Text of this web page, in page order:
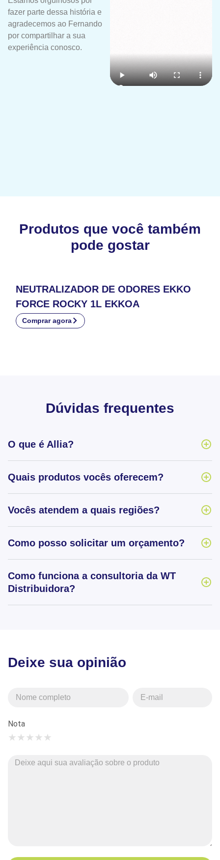
fazer parte dessa história e
agradecemos ao Fernando
por compartilhar a sua
experiência conosco.
Produtos que você também
pode gostar
NEUTRALIZADOR DE ODORES EKKO
FORCE ROCKY 1L EKKOA
Comprar agora
Dúvidas frequentes
O que é Allia?
Quais produtos vocês oferecem?
Vocês atendem a quais regiões?
Como posso solicitar um orçamento?
Como funciona a consultoria da WT
Distribuidora?
Deixe sua opinião
Nota
★
★
★
★
★